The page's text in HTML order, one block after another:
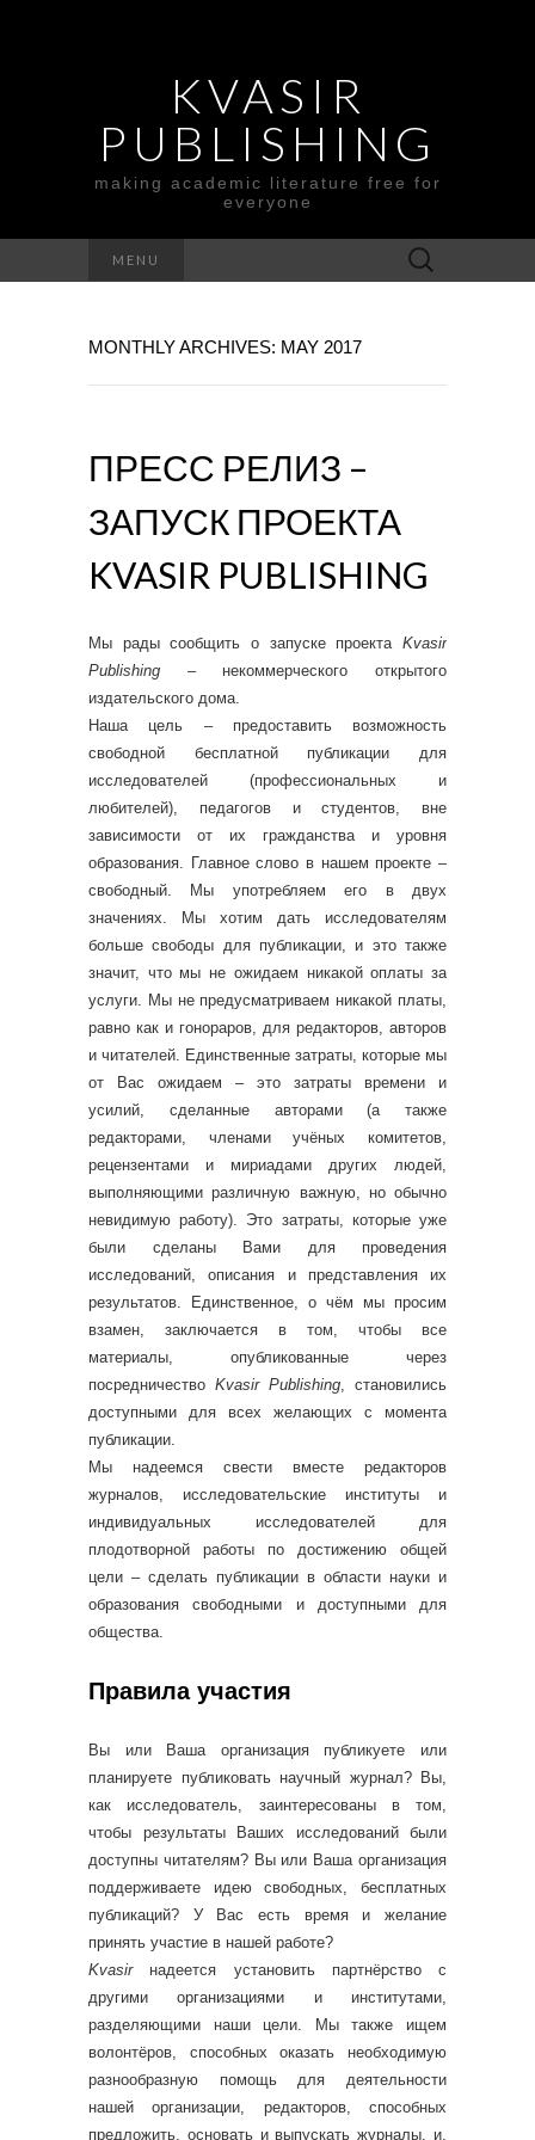
KVASIR
PUBLISHING
making academic literature free for
everyone
MENU
Search
for:
MONTHLY ARCHIVES: MAY 2017
ПРЕСС РЕЛИЗ –
ЗАПУСК ПРОЕКТА
KVASIR PUBLISHING
Мы рады сообщить о запуске проекта Kvasir
Publishing – некоммерческого открытого
издательского дома.
Наша цель – предоставить возможность
свободной бесплатной публикации для
исследователей (профессиональных и
любителей), педагогов и студентов, вне
зависимости от их гражданства и уровня
образования. Главное слово в нашем проекте –
свободный. Мы употребляем его в двух
значениях. Мы хотим дать исследователям
больше свободы для публикации, и это также
значит, что мы не ожидаем никакой оплаты за
услуги. Мы не предусматриваем никакой платы,
равно как и гонораров, для редакторов, авторов
и читателей. Единственные затраты, которые мы
от Вас ожидаем – это затраты времени и
усилий, сделанные авторами (а также
редакторами, членами учёных комитетов,
рецензентами и мириадами других людей,
выполняющими различную важную, но обычно
невидимую работу). Это затраты, которые уже
были сделаны Вами для проведения
исследований, описания и представления их
результатов. Единственное, о чём мы просим
взамен, заключается в том, чтобы все
материалы, опубликованные через
посредничество Kvasir Publishing, становились
доступными для всех желающих с момента
публикации.
Мы надеемся свести вместе редакторов
журналов, исследовательские институты и
индивидуальных исследователей для
плодотворной работы по достижению общей
цели – сделать публикации в области науки и
образования свободными и доступными для
общества.
Правила участия
Вы или Ваша организация публикуете или
планируете публиковать научный журнал? Вы,
как исследователь, заинтересованы в том,
чтобы результаты Ваших исследований были
доступны читателям? Вы или Ваша организация
поддерживаете идею свободных, бесплатных
публикаций? У Вас есть время и желание
принять участие в нашей работе?
Kvasirнадеется установить партнёрство с
другими организациями и институтами,
разделяющими наши цели. Мы также ищем
волонтёров, способных оказать необходимую
разнообразную помощь для деятельности
нашей организации, редакторов, способных
предложить, основать и выпускать журналы, и,